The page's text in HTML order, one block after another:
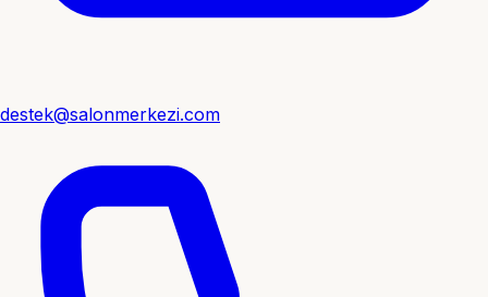
destek@salonmerkezi.com